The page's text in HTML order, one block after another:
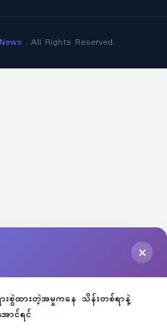
. All Rights Reserved.
းစွဲထားတဲ့အမှုကနေ သိန်းတစ်ရာနဲ့
ာင်ရင်